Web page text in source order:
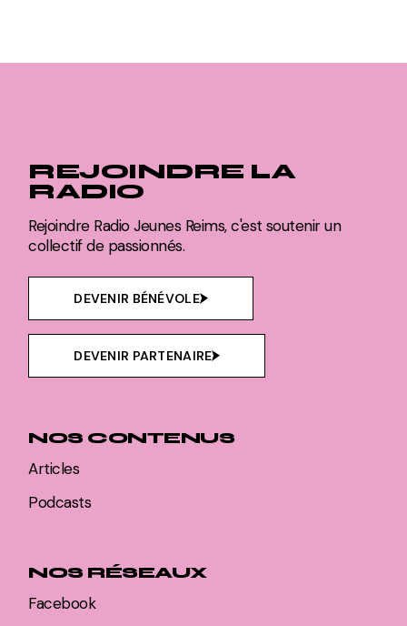
REJOINDRE LA
RADIO
Rejoindre Radio Jeunes Reims, c'est soutenir un
collectif de passionnés.
DEVENIR BÉNÉVOLE
DEVENIR PARTENAIRE
NOS CONTENUS
Articles
Podcasts
NOS RÉSEAUX
Facebook